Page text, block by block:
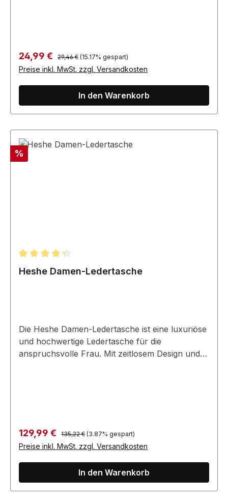
Verkaufspreis:
24,99 € Regulärer Preis:
29,46 € (15.17% gespart)
Preise inkl. MwSt. zzgl. Versandkosten
In den Warenkorb
Rabatt
%
Durchschnittliche Bewertung von 4.33 von 5 Sternen
Heshe Damen-Ledertasche
Die Heshe Damen-Ledertasche ist eine luxuriöse
und hochwertige Ledertasche für die
anspruchsvolle Frau. Mit zeitlosem Design und
Verkaufspreis:
129,99 € Regulärer Preis:
135,22 € (3.87% gespart)
Preise inkl. MwSt. zzgl. Versandkosten
In den Warenkorb